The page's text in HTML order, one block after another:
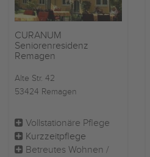
CURANUM
Seniorenresidenz
Remagen
Alte Str. 42
53424 Remagen
Vollstationäre Pflege
Kurzzeitpflege
Betreutes Wohnen /